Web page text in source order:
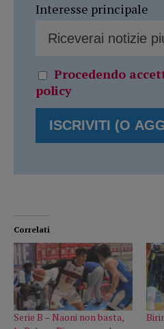
Interesse principale
Procedendo
policy
Correlati
Serie B – Naoni non basta,